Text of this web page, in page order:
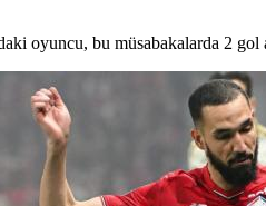
oyuncu, bu müsabakalarda 2 gol